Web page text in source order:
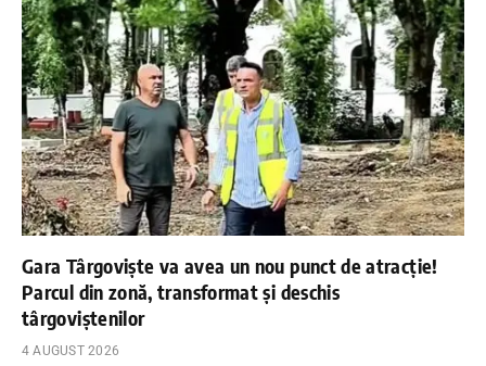
Gara Târgoviște va avea un nou punct de atracție!
Parcul din zonă, transformat și deschis
târgoviștenilor
4 AUGUST 2026